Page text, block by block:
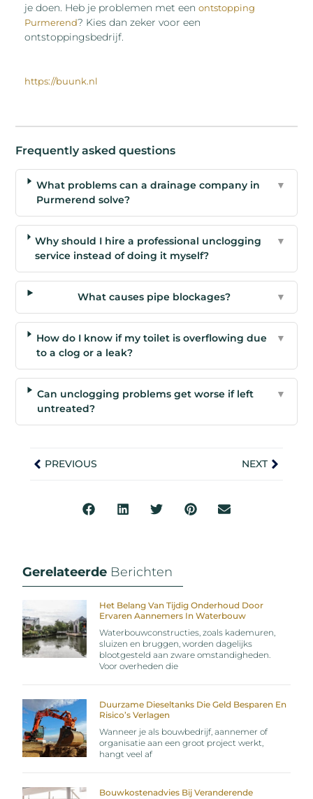
je doen. Heb je problemen met eenontstopping
Purmerend? Kies dan zeker voor een
ontstoppingsbedrijf.
https://buunk.nl
Frequently asked questions
What problems can a drainage company in
Purmerend solve?
▼
Why should I hire a professional unclogging
service instead of doing it myself?
▼
What causes pipe blockages? ▼
How do I know if my toilet is overflowing due
to a clog or a leak?
▼
Can unclogging problems get worse if left
untreated?
▼
PREVIOUS NEXT
Gerelateerde Berichten
Het Belang Van Tijdig Onderhoud Door
Ervaren Aannemers In Waterbouw
Waterbouwconstructies, zoals kademuren,
sluizen en bruggen, worden dagelijks
blootgesteld aan zware omstandigheden.
Voor overheden die
Duurzame Dieseltanks Die Geld Besparen En
Risico’s Verlagen
Wanneer je als bouwbedrijf, aannemer of
organisatie aan een groot project werkt,
hangt veel af
Bouwkostenadvies Bij Veranderende